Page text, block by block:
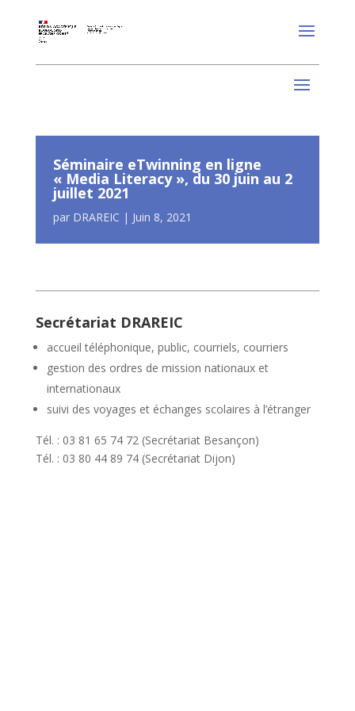
Séminaire eTwinning en ligne
« Media Literacy », du 30 juin au 2
juillet 2021
par DRAREIC | Juin 8, 2021
Secrétariat DRAREIC
accueil téléphonique, public, courriels, courriers
gestion des ordres de mission nationaux et
internationaux
suivi des voyages et échanges scolaires à l’étranger
Tél. : 03 81 65 74 72 (Secrétariat Besançon)
Tél. : 03 80 44 89 74 (Secrétariat Dijon)